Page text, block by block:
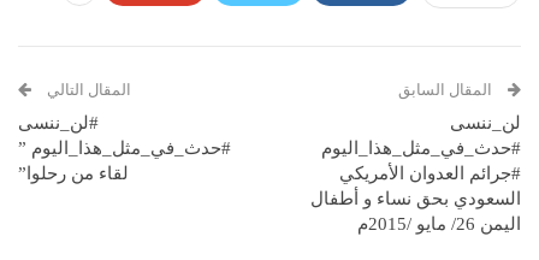
المقال السابق
لن_ننسى
#حدث_في_مثل_هذا_اليوم
#جرائم العدوان الأمريكي
السعودي بحق نساء و أطفال
اليمن 26/ مايو /2015م
المقال التالي
#لن_ننسى
#حدث_في_مثل_هذا_اليوم ”
لقاء من رحلوا”